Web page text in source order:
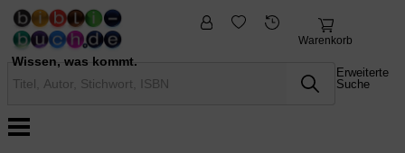
Wissen, was kommt.
Warenkorb
Erweiterte
Suche
fremdsprachige
Bücher